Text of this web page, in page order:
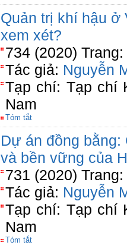
Quản trị khí hậu ở
xem xét?
734 (2020)
Tác giả: Nguyễn
Tạp chí: Tạp chí
Nam
Tóm tắt
Dự án đồng bằng:
và bền vững của
731 (2020)
Tác giả: Nguyễn
Tạp chí: Tạp chí
Nam
Tóm tắt